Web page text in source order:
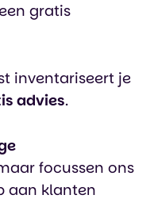
gratis
inventariseert je
advies.
focussen ons
aan klanten